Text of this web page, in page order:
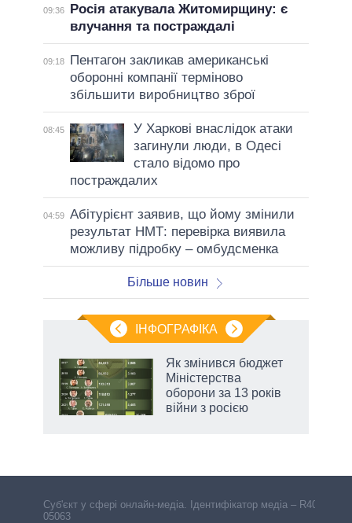
09:36
Росія атакувала Житомирщину: є
влучання та постраждалі
09:18
Пентагон закликав американські
оборонні компанії терміново
збільшити виробництво зброї
08:45
У Харкові внаслідок атаки
загинули люди, в Одесі
стало відомо про
постраждалих
04:59 Абітурієнт заявив, що йому змінили
результат НМТ: перевірка виявила
можливу підробку – омбудсменка
Більше новин
ІНФОГРАФІКА
Як змінився бюджет
Міністерства
оборони за 13 років
війни з росією
Cуб'єкт у сфері онлайн-медіа. Ідентифікатор медіа – R40-
05063